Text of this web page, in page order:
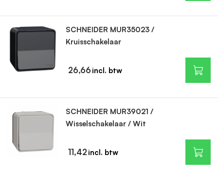
SCHNEIDER MUR35023 /
Kruisschakelaar
26,66
SCHNEIDER MUR39021 /
Wisselschakelaar / Wit
11,42